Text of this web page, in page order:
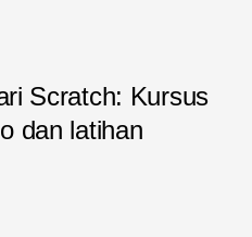
Scratch: Kursus
dan latihan